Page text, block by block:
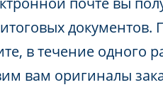
документов.
в течение одного
вам оригиналы